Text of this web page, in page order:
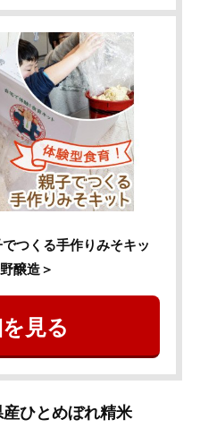
つくる手作りみそキッ
醸造＞
見る
産ひとめぼれ精米